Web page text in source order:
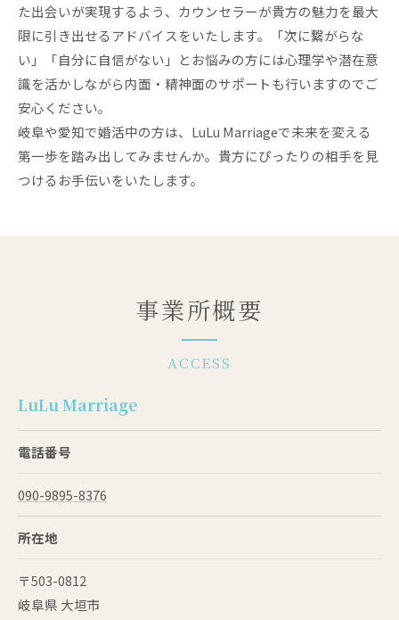
た出会いが実現するよう、カウンセラーが貴方の魅力を最大
限に引き出せるアドバイスをいたします。「次に繋がらな
い」「自分に自信がない」とお悩みの方には心理学や潜在意
識を活かしながら内面・精神面のサポートも行いますのでご
安心ください。
岐阜や愛知で婚活中の方は、LuLu Marriageで未来を変える
第一歩を踏み出してみませんか。貴方にぴったりの相手を見
つけるお手伝いをいたします。
事業所概要
ACCESS
LuLu Marriage
電話番号
090-9895-8376
所在地
〒503-0812
岐阜県 大垣市